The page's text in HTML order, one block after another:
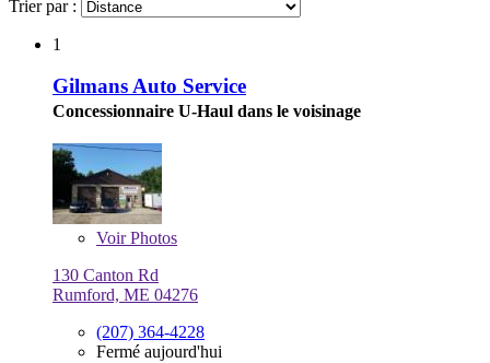
Trier par :
1
Gilmans Auto Service
Concessionnaire U-Haul dans le voisinage
VoirPhotos
130 Canton Rd
Rumford, ME 04276
(207) 364-4228
Fermé aujourd'hui